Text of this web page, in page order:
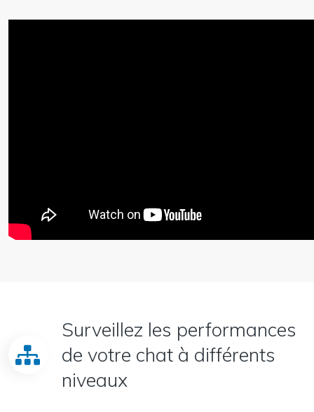
Surveillez les performances
de votre chat à différents
niveaux